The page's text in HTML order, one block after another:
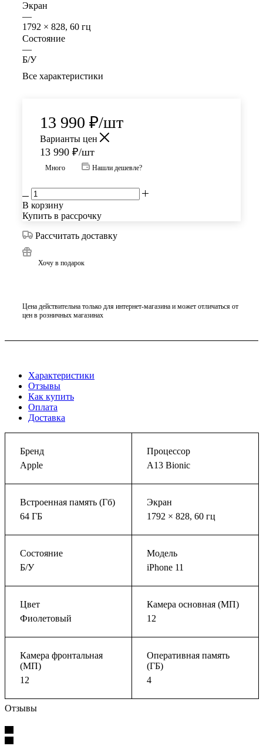
Экран
—
1792 × 828, 60 гц
Состояние
—
Б/У
Все характеристики
13 990 ₽/шт
Варианты цен
13 990 ₽/шт
Много Нашли дешевле?
В корзину
Купить в рассрочку
Рассчитать доставку
Хочу в подарок
Цена действительна только для интернет-магазина и может отличаться от
цен в розничных магазинах
Характеристики
Отзывы
Как купить
Оплата
Доставка
Бренд
Apple
Процессор
A13 Bionic
Встроенная память (Гб)
64 ГБ
Экран
1792 × 828, 60 гц
Состояние
Б/У
Модель
iPhone 11
Цвет
Фиолетовый
Камера основная (МП)
12
Камера фронтальная
(МП)
12
Оперативная память
(ГБ)
4
Отзывы